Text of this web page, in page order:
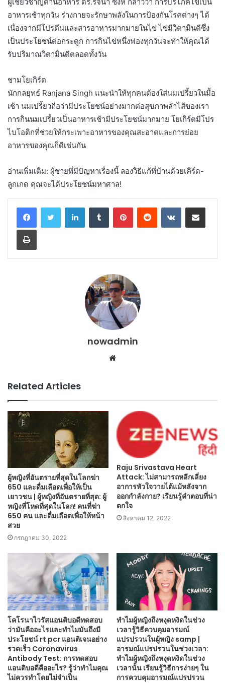
อาหารเช้าทุกวัน ร่างกายจะรักษาพลังในการป้องกันโรคต่างๆ ได้
เนื่องจากมีโปรตีนและสารอาหารมากมายในไข่ ไข่มีวิตามินดีซึ่ง
เป็นประโยชน์ต่อกระดูก การกินไข่หนึ่งฟองทุกวันจะทำให้คุณได้
รับปริมาณวิตามินดีตลอดทั้งวัน
ชามโยเกิร์ต
นักกลยุทธ์ Ranjana Singh แนะนำให้ทุกคนต้องใส่นมเปรี้ยวในมื้อ
เช้า นมเปรี้ยวถือว่ามีประโยชน์อย่างมากต่อสุขภาพลำไส้ของเรา
การกินนมเปรี้ยวเป็นอาหารเช้ามีประโยชน์มากมาย โยเกิร์ตมีโปร
ไบโอติกที่ช่วยให้กระเพาะอาหารของคุณสะอาดและการย่อย
อาหารของคุณก็ดีเช่นกัน
อ่านเพิ่มเติม: ผู้ชายที่มีปัญหาเรื่องนี้ ลองวิธีแก้ที่บ้านด้วยเคิร์ด-
ลูกเกด คุณจะได้ประโยชน์มหาศาล!
LinkedInTumblr PinterestReddit VKontakteShare via Email
Print
nowadmin
Website
Related Articles
ผู้หญิงที่อันตรายที่สุดในโลกฆ่า
650 และดื่มเลือดเพื่อให้เป็น
เยาวชน | ผู้หญิงที่อันตรายที่สุด: ผู้
หญิงที่โหดที่สุดในโลก! คนที่ฆ่า
650 คน และดื่มเลือดเพื่อให้หน้า
สวย
กรกฎาคม 30, 2022
Raju Srivastava Heart
Attack: ไม่สามารถหลีกเลี่ยง
อาการหัวใจวายได้แม้หลังจาก
ออกกำลังกาย? เรียนรู้คำตอบที่น่า
ตกใจ
สิงหาคม 12, 2022
โคโรนาไวรัสแอนติบอดีทดสอบ
ว่ามันคืออะไรและทำไมมันถึงมี
ประโยชน์ rt pcr แอนติเจนอย่าง
รวดเร็ว Coronavirus
Antibody Test: การทดสอบ
แอนติบอดีคืออะไร? รู้ว่าทำไมคุณ
ไม่ควรทำโดยไม่จำเป็น
ทำไมผู้หญิงถึงหงุดหงิดในช่วง
เวลารู้วิธีควบคุมอารมณ์
แปรปรวนในผู้หญิง samp |
อารมณ์แปรปรวนในช่วงเวลา:
ทำไมผู้หญิงถึงหงุดหงิดในช่วง
เวลานั้น เรียนรู้วิธีการง่ายๆ ใน
การควบคุมอารมณ์แปรปรวน